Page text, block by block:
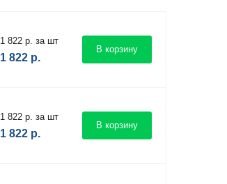
1 822 р. за шт
1 822 р.
В корзину
1 822 р. за шт
1 822 р.
В корзину